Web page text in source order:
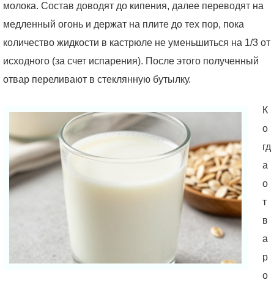
молока. Состав доводят до кипения, далее переводят на
медленный огонь и держат на плите до тех пор, пока
количество жидкости в кастрюле не уменьшиться на 1/3 от
исходного (за счет испарения). После этого полученный
отвар переливают в стеклянную бутылку.
К
о
гд
а
о
т
в
а
р
о